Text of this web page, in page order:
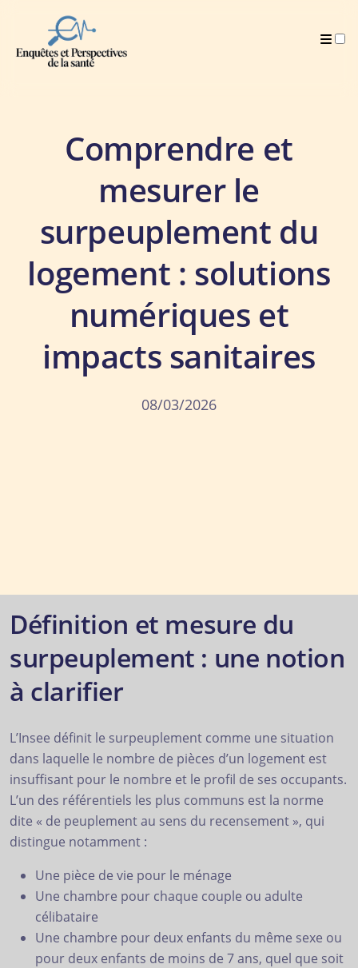
Comprendre et
mesurer le
surpeuplement du
logement : solutions
numériques et
impacts sanitaires
08/03/2026
Définition et mesure du
surpeuplement : une notion
à clarifier
L’Insee définit le surpeuplement comme une situation
dans laquelle le nombre de pièces d’un logement est
insuffisant pour le nombre et le profil de ses occupants.
L’un des référentiels les plus communs est la norme
dite « de peuplement au sens du recensement », qui
distingue notamment :
Une pièce de vie pour le ménage
Une chambre pour chaque couple ou adulte
célibataire
Une chambre pour deux enfants du même sexe ou
pour deux enfants de moins de 7 ans, quel que soit